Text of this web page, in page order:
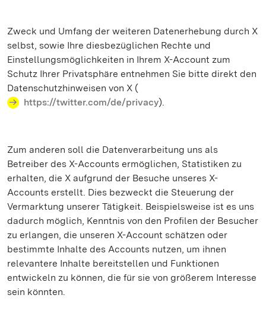
Zweck und Umfang der weiteren Datenerhebung durch X
selbst, sowie Ihre diesbezüglichen Rechte und
Einstellungsmöglichkeiten in Ihrem X-Account zum
Schutz Ihrer Privatsphäre entnehmen Sie bitte direkt den
Datenschutzhinweisen von X (
https://twitter.com/de/privacy).
Zum anderen soll die Datenverarbeitung uns als
Betreiber des X-Accounts ermöglichen, Statistiken zu
erhalten, die X aufgrund der Besuche unseres X-
Accounts erstellt. Dies bezweckt die Steuerung der
Vermarktung unserer Tätigkeit. Beispielsweise ist es uns
dadurch möglich, Kenntnis von den Profilen der Besucher
zu erlangen, die unseren X-Account schätzen oder
bestimmte Inhalte des Accounts nutzen, um ihnen
relevantere Inhalte bereitstellen und Funktionen
entwickeln zu können, die für sie von größerem Interesse
sein könnten.